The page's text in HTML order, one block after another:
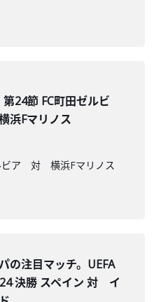
第24節 FC町田ゼルビ
Fマリノス
ビア 対 横浜Fマリノス
の注目マッチ。UEFA
決勝 スペイン 対 イ